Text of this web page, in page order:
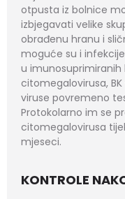
otpusta iz bolnice
izbjegavati velike
obrađenu hranu i
moguće su i
u imunosuprimiranih
citomegalovirusa,
viruse povremeno
Protokolarno im se
citomegalovirusa
mjeseci.
KONTROLE